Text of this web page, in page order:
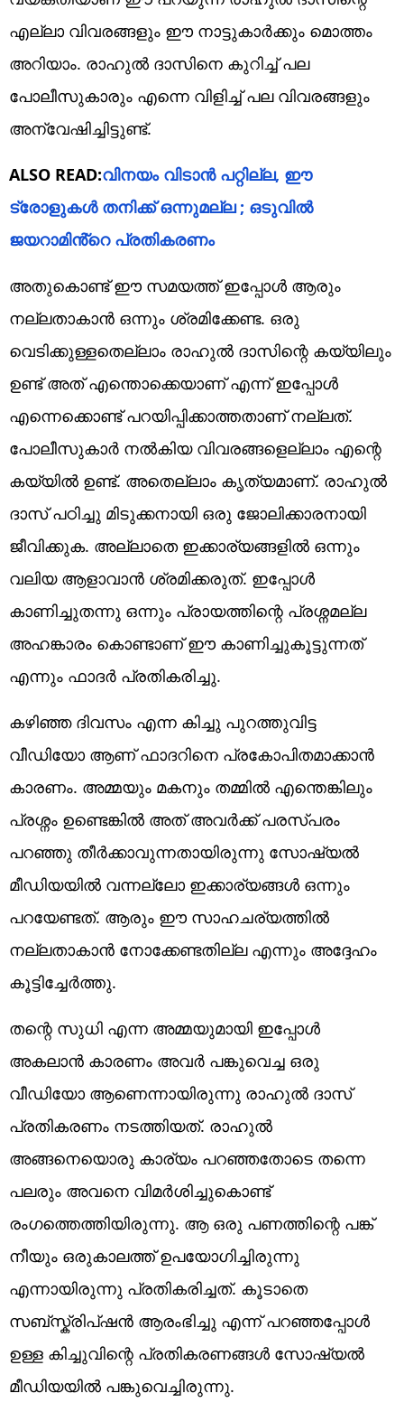
എല്ലാ വിവരങ്ങളും ഈ നാട്ടുകാർക്കും മൊത്തം
അറിയാം. രാഹുൽ ദാസിനെ കുറിച്ച് പല
പോലീസുകാരും എന്നെ വിളിച്ച് പല വിവരങ്ങളും
അന്വേഷിച്ചിട്ടുണ്ട്.
ALSO READ:വിനയം വിടാന്‍ പറ്റില്ല, ഈ
ട്രോളുകള്‍ തനിക്ക് ഒന്നുമല്ല ; ഒടുവില്‍
ജയറാമിൻ്റെ പ്രതികരണം
അതുകൊണ്ട് ഈ സമയത്ത് ഇപ്പോൾ ആരും
നല്ലതാകാൻ ഒന്നും ശ്രമിക്കേണ്ട. ഒരു
വെടിക്കുള്ളതെല്ലാം രാഹുൽ ദാസിന്റെ കയ്യിലും
ഉണ്ട് അത് എന്തൊക്കെയാണ് എന്ന് ഇപ്പോൾ
എന്നെക്കൊണ്ട് പറയിപ്പിക്കാത്തതാണ് നല്ലത്.
പോലീസുകാർ നൽകിയ വിവരങ്ങളെല്ലാം എന്റെ
കയ്യിൽ ഉണ്ട്. അതെല്ലാം കൃത്യമാണ്. രാഹുൽ
ദാസ് പഠിച്ചു മിടുക്കനായി ഒരു ജോലിക്കാരനായി
ജീവിക്കുക. അല്ലാതെ ഇക്കാര്യങ്ങളിൽ ഒന്നും
വലിയ ആളാവാൻ ശ്രമിക്കരുത്. ഇപ്പോൾ
കാണിച്ചുതന്നു ഒന്നും പ്രായത്തിന്റെ പ്രശ്നമല്ല
അഹങ്കാരം കൊണ്ടാണ് ഈ കാണിച്ചുകൂട്ടുന്നത്
എന്നും ഫാദർ പ്രതികരിച്ചു.
കഴിഞ്ഞ ദിവസം എന്ന കിച്ചു പുറത്തുവിട്ട
വീഡിയോ ആണ് ഫാദറിനെ പ്രകോപിതമാക്കാൻ
കാരണം. അമ്മയും മകനും തമ്മിൽ എന്തെങ്കിലും
പ്രശ്നം ഉണ്ടെങ്കിൽ അത് അവർക്ക് പരസ്പരം
പറഞ്ഞു തീർക്കാവുന്നതായിരുന്നു സോഷ്യൽ
മീഡിയയിൽ വന്നല്ലോ ഇക്കാര്യങ്ങൾ ഒന്നും
പറയേണ്ടത്. ആരും ഈ സാഹചര്യത്തിൽ
നല്ലതാകാൻ നോക്കേണ്ടതില്ല എന്നും അദ്ദേഹം
കൂട്ടിച്ചേർത്തു.
തന്റെ സുധി എന്ന അമ്മയുമായി ഇപ്പോൾ
അകലാൻ കാരണം അവർ പങ്കുവെച്ച ഒരു
വീഡിയോ ആണെന്നായിരുന്നു രാഹുൽ ദാസ്
പ്രതികരണം നടത്തിയത്. രാഹുൽ
അങ്ങനെയൊരു കാര്യം പറഞ്ഞതോടെ തന്നെ
പലരും അവനെ വിമർശിച്ചുകൊണ്ട്
രംഗത്തെത്തിയിരുന്നു. ആ ഒരു പണത്തിന്റെ പങ്ക്
നീയും ഒരുകാലത്ത് ഉപയോഗിച്ചിരുന്നു
എന്നായിരുന്നു പ്രതികരിച്ചത്. കൂടാതെ
സബ്സ്ക്രിപ്ഷൻ ആരംഭിച്ചു എന്ന് പറഞ്ഞപ്പോൾ
ഉള്ള കിച്ചുവിന്റെ പ്രതികരണങ്ങൾ സോഷ്യൽ
മീഡിയയിൽ പങ്കുവെച്ചിരുന്നു.